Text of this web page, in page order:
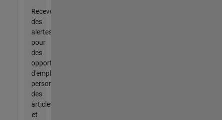
Recevez
des
alertes
pour
des
opportunités
d'emploi
personnalisées,
des
articles
et